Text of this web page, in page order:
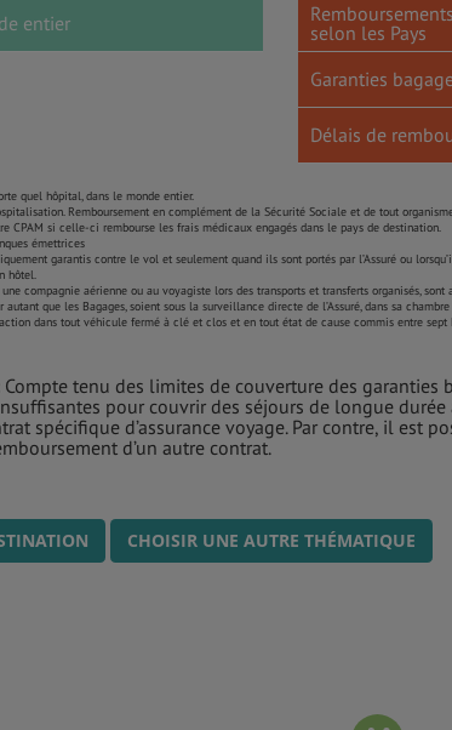
entier
selon les Pays
Garanties
Délais de
quel hôpital, dans le monde entier.
Remboursement en complément de la Sécurité Sociale et de tout
CPAM si celle-ci rembourse les frais médicaux engagés dans le pays de destination.
émettrices
garantis contre le vol et seulement quand ils sont portés par l’Assuré ou
hôtel.
compagnie aérienne ou au voyagiste lors des transports et transferts organisés, sont
que les Bagages, soient sous la surveillance directe de l’Assuré, dans sa
dans tout véhicule fermé à clé et clos et en tout état de cause commis entre
Compte tenu des limites de couverture des garanties
pour couvrir des séjours de longue durée
spécifique d’assurance voyage. Par contre, il est
d’un autre contrat.
CHOISIR UNE AUTRE THÉMATIQUE